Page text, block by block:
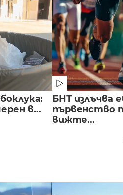
в...
БНТ излъчва
първенство
вижте...